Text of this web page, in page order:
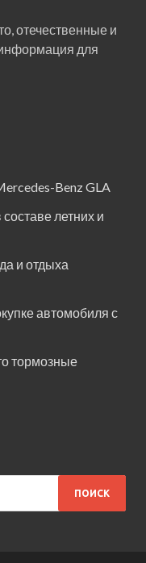
отечественные и
для
Benz GLA
летних и
и отдыха
автомобиля с
тормозные